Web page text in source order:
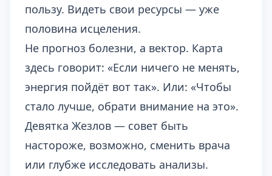
пользу. Видеть свои ресурсы — уже
половина исцеления.
Не прогноз болезни, а вектор. Карта
здесь говорит: «Если ничего не менять,
энергия пойдёт вот так». Или: «Чтобы
стало лучше, обрати внимание на это».
Девятка Жезлов — совет быть
настороже, возможно, сменить врача
или глубже исследовать анализы.